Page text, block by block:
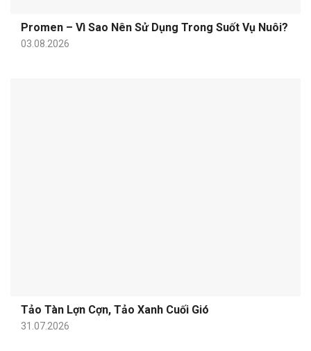
Promen – Vì Sao Nên Sử Dụng Trong Suốt Vụ Nuôi?
03.08.2026
Tảo Tàn Lợn Cợn, Tảo Xanh Cuối Gió
31.07.2026